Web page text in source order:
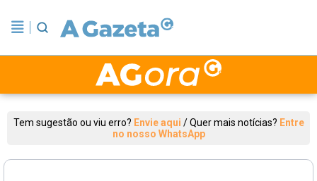
Tem sugestão ou viu erro? Envie aqui /Quer mais notícias? Entre
no nosso WhatsApp